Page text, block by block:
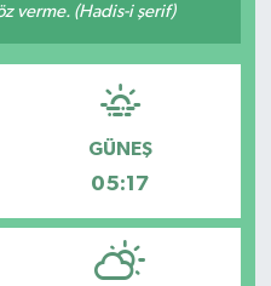
verme. (Hadis-i şerif)
GÜNEŞ
05:17